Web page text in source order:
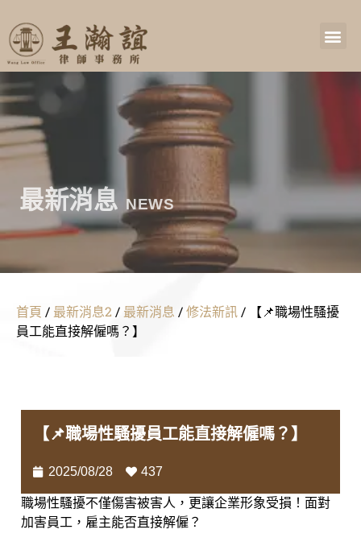
最新消息 NEWS
首頁 / 最新消息2 / 最新消息 /修法新訊/
【📌職場性騷擾
員工能直接解僱嗎？】
【📌職場性騷擾員工能直接解僱嗎？】
2025/08/28 437
職場性騷擾不僅傷害被害人，更讓企業形象受損！面對
加害員工，雇主能否直接解僱？